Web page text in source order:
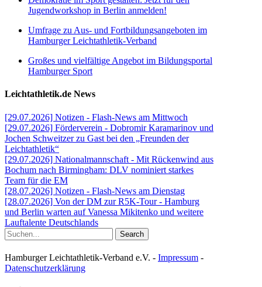
Jugendworkshop in Berlin anmelden!
Umfrage zu Aus- und Fortbildungsangeboten im
Hamburger Leichtathletik-Verband
Großes und vielfältige Angebot im Bildungsportal
Hamburger Sport
Leichtathletik.de News
[29.07.2026] Notizen - Flash-News am Mittwoch
[29.07.2026] Förderverein - Dobromir Karamarinov und
Jochen Schweitzer zu Gast bei den „Freunden der
Leichtathletik“
[29.07.2026] Nationalmannschaft - Mit Rückenwind aus
Bochum nach Birmingham: DLV nominiert starkes
Team für die EM
[28.07.2026] Notizen - Flash-News am Dienstag
[28.07.2026] Von der DM zur R5K-Tour - Hamburg
und Berlin warten auf Vanessa Mikitenko und weitere
Lauftalente Deutschlands
Search
Hamburger Leichtathletik-Verband e.V. - Impressum -
Datenschutzerklärung